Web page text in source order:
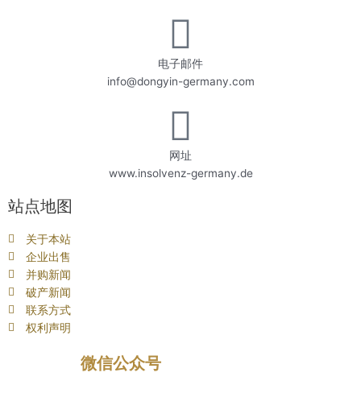
电子邮件
info@dongyin-germany.com
网址
www.insolvenz-germany.de
站点地图
关于本站
企业出售
并购新闻
破产新闻
联系方式
权利声明
微信公众号